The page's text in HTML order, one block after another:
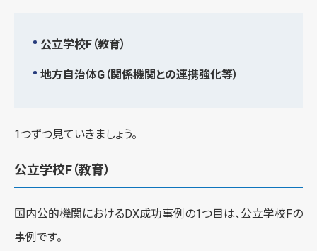
公立学校F（教育）
地方自治体G（関係機関との連携強化等）
1つずつ見ていきましょう。
公立学校F（教育）
国内公的機関におけるDX成功事例の1つ目は、公立学校Fの
事例です。